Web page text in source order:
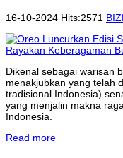
16-10-2024 Hits:2571
Dikenal sebagai warisan
menakjubkan yang telah
tradisional Indonesia)
yang menjalin makna
Indonesia.
Read more